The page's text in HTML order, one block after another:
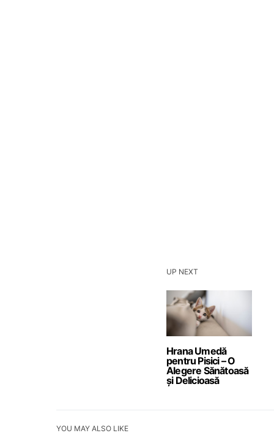
UP NEXT
Hrana Umedă
pentru Pisici – O
Alegere Sănătoasă
și Delicioasă
YOU MAY ALSO LIKE